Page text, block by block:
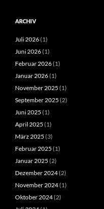
ARCHIV
Juli 2026(1)
Juni 2026(1)
Februar 2026(1)
Januar 2026(1)
November 2025 (1)
September 2025 (2)
Juni 2025 (1)
April 2025 (1)
März 2025 (3)
Februar 2025 (1)
Januar 2025 (2)
Dezember 2024(2)
November 2024(1)
Oktober 2024(2)